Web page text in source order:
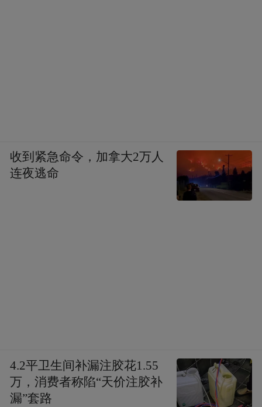
收到紧急命令，加拿大2万人
连夜逃命
4.2平卫生间补漏注胶花1.55
万，消费者称陷“天价注胶补
漏”套路